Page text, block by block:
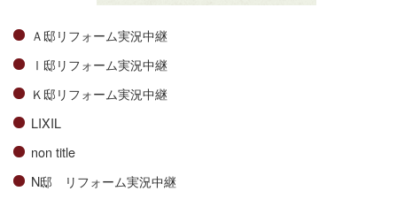
Ａ邸リフォーム実況中継
Ⅰ邸リフォーム実況中継
Ｋ邸リフォーム実況中継
LIXIL
non title
N邸 リフォーム実況中継